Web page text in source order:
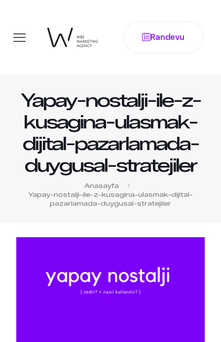
Randevu
Yapay-nostalji-ile-z-
kusagina-ulasmak-
dijital-pazarlamada-
duygusal-stratejiler
Anasayfa
Yapay-nostalji-ile-z-kusagina-ulasmak-dijital-
pazarlamada-duygusal-stratejiler